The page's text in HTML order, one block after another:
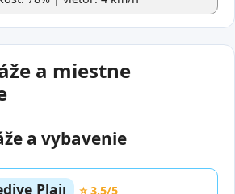
a miestne
a vybavenie
Plajı
⭐ 3.5/5